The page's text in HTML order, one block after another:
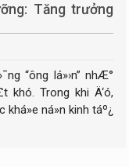
Tăng trưởng
“ông lá»›n” nhÆ°
khó. Trong khi Ä‘ó,
ná»n kinh táº¿